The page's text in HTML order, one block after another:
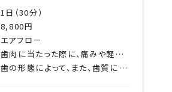
1日（30分）
8,800円
エアフロー
歯肉に当たった際に、痛みや軽い傷、皮下気腫を伴う可能性があります。
歯の形態によって、また、歯質に入り込んだ着色の場合はエアフローでは除去しきれない場合もあります。